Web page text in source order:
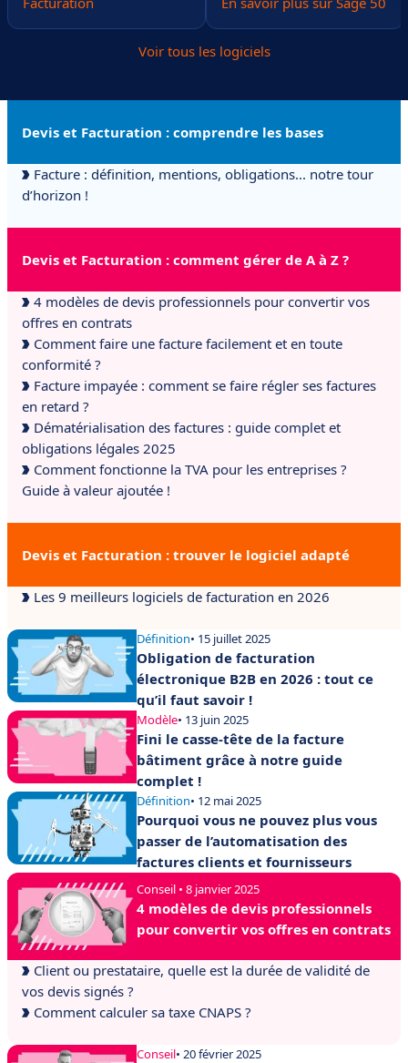
Voir tous les logiciels
Devis et Facturation : comprendre les bases
Facture : définition, mentions, obligations... notre tour
d’horizon !
Devis et Facturation : comment gérer de A à Z ?
4 modèles de devis professionnels pour convertir vos
offres en contrats
Comment faire une facture facilement et en toute
conformité ?
Facture impayée : comment se faire régler ses factures
en retard ?
Dématérialisation des factures : guide complet et
obligations légales 2025
Comment fonctionne la TVA pour les entreprises ?
Guide à valeur ajoutée !
Devis et Facturation : trouver le logiciel adapté
Les 9 meilleurs logiciels de facturation en 2026
Définition• 15 juillet 2025
Obligation de facturation
électronique B2B en 2026 : tout ce
qu’il faut savoir !
Modèle• 13 juin 2025
Fini le casse-tête de la facture
bâtiment grâce à notre guide
complet !
Définition• 12 mai 2025
Pourquoi vous ne pouvez plus vous
passer de l’automatisation des
factures clients et fournisseurs
Conseil • 8 janvier 2025
4 modèles de devis professionnels
pour convertir vos offres en contrats
Client ou prestataire, quelle est la durée de validité de
vos devis signés ?
Comment calculer sa taxe CNAPS ?
Conseil• 20 février 2025